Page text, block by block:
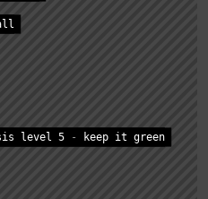
level 5 -
keep it green